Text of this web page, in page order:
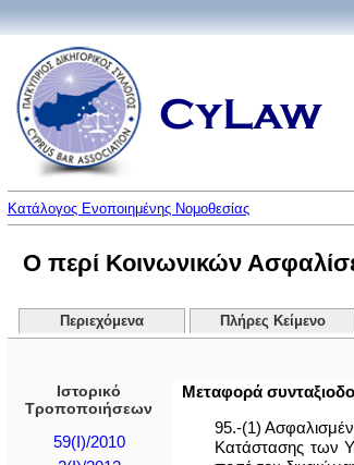
Κατάλογος Ενοποιημένης Νομοθεσίας
Ο περί Κοινωνικών
Περιεχόμενα Πλήρες Κείμενο
Ιστορικό
Τροποποιήσεων
59(I)/2010
Μεταφορά
95.-(1)
Κατάστασης των